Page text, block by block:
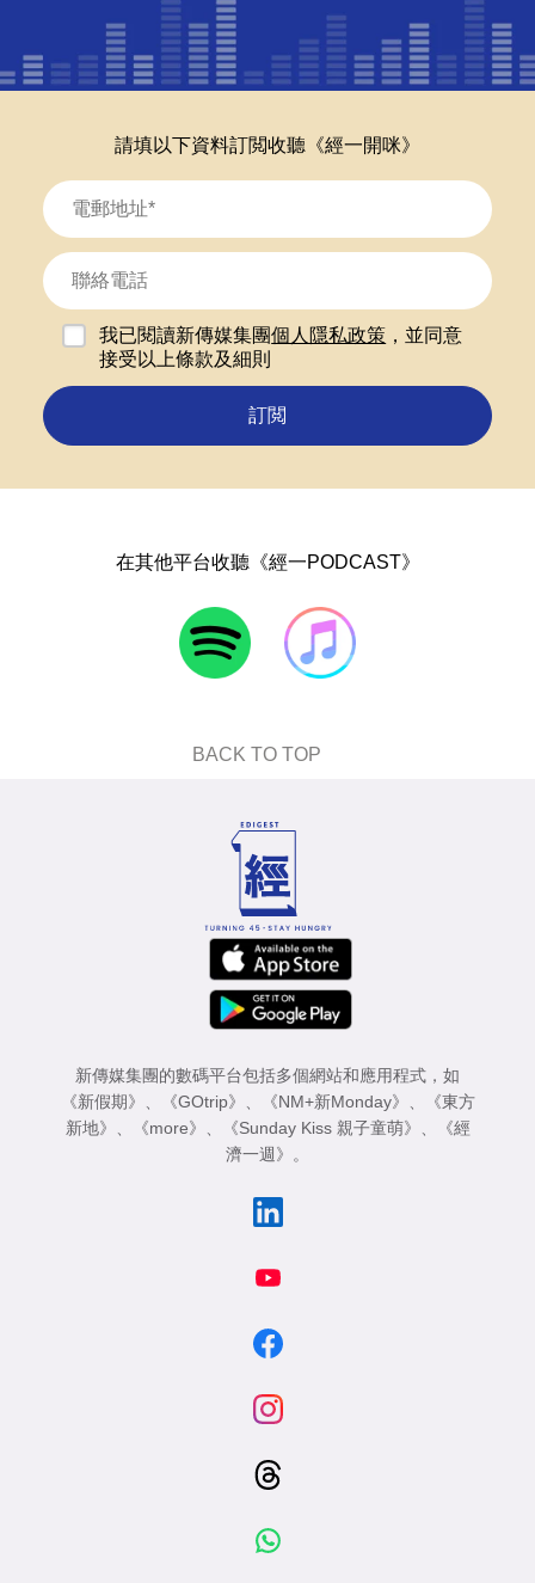
請填以下資料訂閲收聽《經一開咪》
我已閱讀新傳媒集團個人隱私政策 ，並同意
接受以上條款及細則
訂閲
在其他平台收聽《經一PODCAST》
BACK TO TOP
新傳媒集團的數碼平台包括多個網站和應用程式，如
《新假期》
《GOtrip》 《NM+新Monday》
《東方
新地》
《more》 《Sunday Kiss 親子童萌》
《經
濟一週》
。